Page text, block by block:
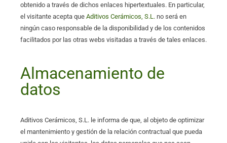
obtenido a través de dichos enlaces hipertextuales. En particular,
el visitante acepta que Aditivos Cerámicos, S.L. no será en
ningún caso responsable de la disponibilidad y de los contenidos
facilitados por las otras webs visitadas a través de tales enlaces.
Almacenamiento de
datos
Aditivos Cerámicos, S.L. le informa de que, al objeto de optimizar
el mantenimiento y gestión de la relación contractual que pueda